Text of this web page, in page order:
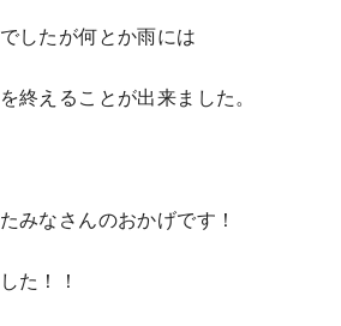
したが何とか雨には
終えることが出来ました。
みなさんのおかげです！
た！！